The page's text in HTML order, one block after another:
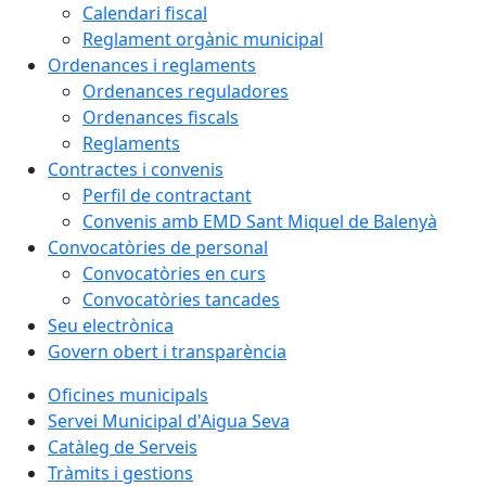
Calendari fiscal
Reglament orgànic municipal
Ordenances i reglaments
Ordenances reguladores
Ordenances fiscals
Reglaments
Contractes i convenis
Perfil de contractant
Convenis amb EMD Sant Miquel de Balenyà
Convocatòries de personal
Convocatòries en curs
Convocatòries tancades
Seu electrònica
Govern obert i transparència
Oficines municipals
Servei Municipal d'Aigua Seva
Catàleg de Serveis
Tràmits i gestions